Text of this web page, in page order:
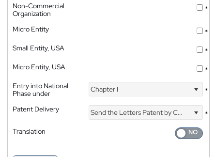
Non-Commercial
Organization
*
Micro Entity
*
Small Entity, USA
*
Micro Entity, USA
*
Entry into National
Phase under
Chapter I *
Patent Delivery Send the Letters Patent by Courier
*
Translation